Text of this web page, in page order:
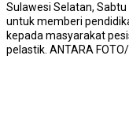
Sulawesi Selatan,
untuk memberi
kepada masyarakat
pelastik. ANTARA